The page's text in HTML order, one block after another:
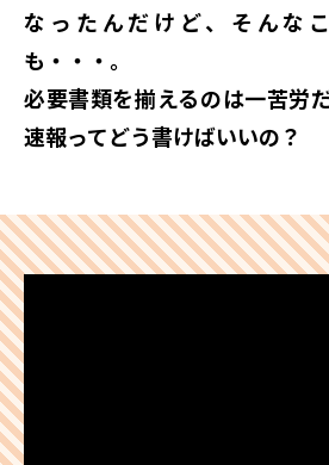
なったんだけど、 そんな
も・・・。
必要書類を揃えるのは一苦労
速報ってどう書けばいいの？